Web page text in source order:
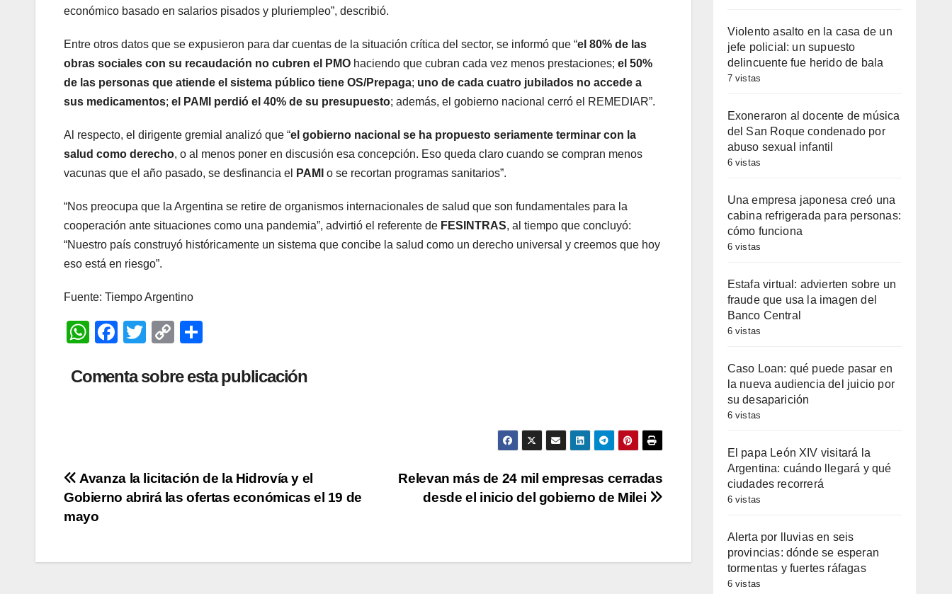
económico basado en salarios pisados y pluriempleo”, describió.
Entre otros datos que se expusieron para dar cuentas de la situación crítica del sector, se informó que “el 80% de las
obras sociales con su recaudación no cubren el PMO haciendo que cubran cada vez menos prestaciones; el 50%
de las personas que atiende el sistema público tiene OS/Prepaga; uno de cada cuatro jubilados no accede a
sus medicamentos; el PAMI perdió el 40% de su presupuesto; además, el gobierno nacional cerró el REMEDIAR”.
Al respecto, el dirigente gremial analizó que “el gobierno nacional se ha propuesto seriamente terminar con la
salud como derecho, o al menos poner en discusión esa concepción. Eso queda claro cuando se compran menos
vacunas que el año pasado, se desfinancia el
PAMI o se recortan programas sanitarios”.
“Nos preocupa que la Argentina se retire de organismos internacionales de salud que son fundamentales para la
cooperación ante situaciones como una pandemia”, advirtió el referente de FESINTRAS, al tiempo que concluyó:
“Nuestro país construyó históricamente un sistema que concibe la salud como un derecho universal y creemos que hoy
eso está en riesgo”.
Fuente: Tiempo Argentino
W
at
F
c
k
T
tt
C
p
k
m
Comenta sobre esta publicación
Navegación
de
Relevan más de 24 mil empresas cerradas
desde el inicio del gobierno de Milei
Avanza la licitación de la Hidrovía y el
Gobierno abrirá las ofertas económicas el 19 de
mayo
Violento asalto en la casa de un
jefe policial: un supuesto
delincuente fue herido de bala
7 vistas
Exoneraron al docente de música
del San Roque condenado por
abuso sexual infantil
6 vistas
Una empresa japonesa creó una
cabina refrigerada para personas:
cómo funciona
6 vistas
Estafa virtual: advierten sobre un
fraude que usa la imagen del
Banco Central
6 vistas
Caso Loan: qué puede pasar en
la nueva audiencia del juicio por
su desaparición
6 vistas
El papa León XIV visitará la
Argentina: cuándo llegará y qué
ciudades recorrerá
6 vistas
Alerta por lluvias en seis
provincias: dónde se esperan
tormentas y fuertes ráfagas
6 vistas